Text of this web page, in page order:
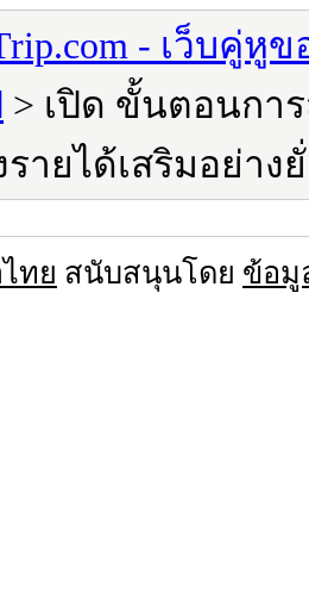
- เว็บคู่หู
> เปิด ขั้นตอนกา
ายได้เสริมอย่าง
ทย สนับสนุนโดย ข้อมู